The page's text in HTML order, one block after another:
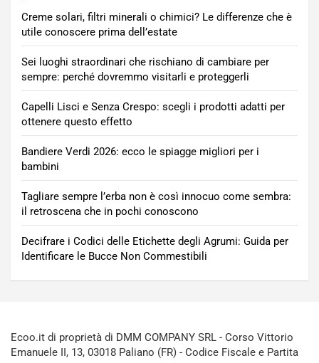
Creme solari, filtri minerali o chimici? Le differenze che è
utile conoscere prima dell’estate
Sei luoghi straordinari che rischiano di cambiare per
sempre: perché dovremmo visitarli e proteggerli
Capelli Lisci e Senza Crespo: scegli i prodotti adatti per
ottenere questo effetto
Bandiere Verdi 2026: ecco le spiagge migliori per i
bambini
Tagliare sempre l’erba non è così innocuo come sembra:
il retroscena che in pochi conoscono
Decifrare i Codici delle Etichette degli Agrumi: Guida per
Identificare le Bucce Non Commestibili
Ecoo.it di proprietà di DMM COMPANY SRL - Corso Vittorio
Emanuele II, 13, 03018 Paliano (FR) - Codice Fiscale e Partita